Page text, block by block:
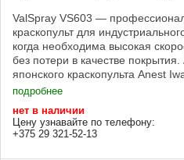
ValSpray VS603 —
краскопульт для
когда необходима высокая
без потери в качестве покрытия.
японского краскопульта Anest
Среднее давление
подробнее
нет в наличии
Цену узнавайте по телефону:
+375 29 321-52-13